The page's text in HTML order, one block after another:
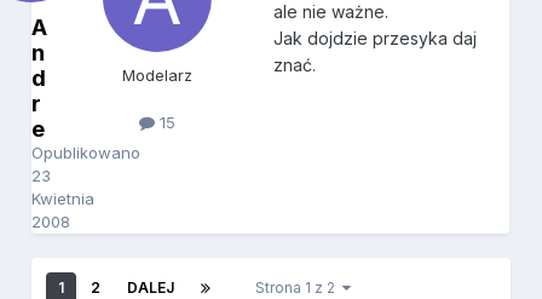
A
n
d
r
e
Opublikowano
23
Kwietnia
2008
Modelarz
15
ale nie ważne.
Jak dojdzie przesyka daj
znać.
1 2 DALEJ Strona 1 z 2